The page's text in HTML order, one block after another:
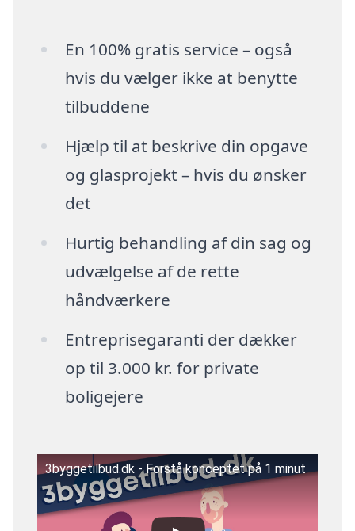
En 100% gratis service – også
hvis du vælger ikke at benytte
tilbuddene
Hjælp til at beskrive din opgave
og glasprojekt – hvis du ønsker
det
Hurtig behandling af din sag og
udvælgelse af de rette
håndværkere
Entreprisegaranti der dækker
op til 3.000 kr. for private
boligejere
3byggetilbud.dk - Forstå konceptet på 1 minut